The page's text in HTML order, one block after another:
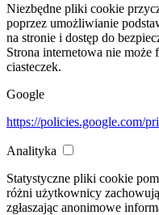
Niezbędne pliki cookie
poprzez umożliwianie
na stronie i dostęp do
Strona internetowa nie
ciasteczek.
Google
https://policies.google.com/
Analityka
Statystyczne pliki cookie
różni użytkownicy
zgłaszając anonimowe